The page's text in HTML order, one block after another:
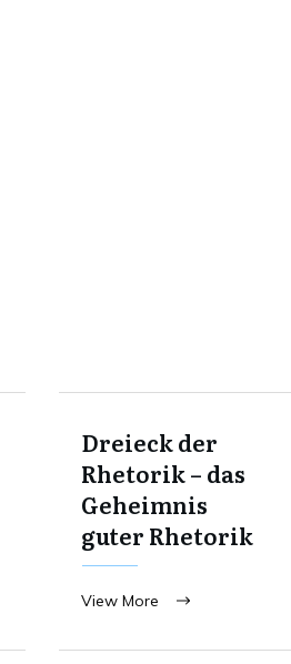
Dreieck der
Rhetorik – das
Geheimnis
guter Rhetorik
View More